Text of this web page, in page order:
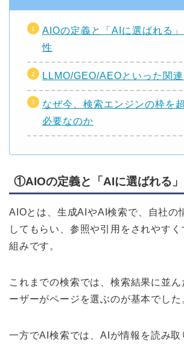
AIOの定義と「AIに選ばれる
性
LLMO/GEO/AEOといった関
なぜ今、検索エンジンの枠を
必要なのか
①AIOの定義と「AIに選ばれる
AIOとは、生成AIやAI検索で、自社の
してもらい、参照や引用をされやすく
組みです。
これまでの検索では、検索結果に並ん
ーザーがページを選ぶのが基本でした
一方でAI検索では、AIが情報を読み取